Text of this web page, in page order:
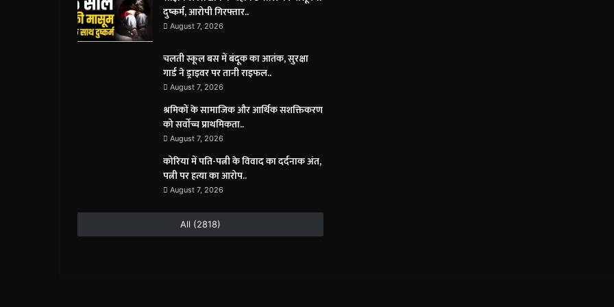
दुष्कर्म, आरोपी गिरफ्तार..
August 7, 2026
चलती स्कूल बस में बंदूक का आतंक, सुरक्षा
गार्ड ने ड्राइवर पर तानी राइफल..
August 7, 2026
श्रमिकों के सामाजिक और आर्थिक सशक्तिकरण
को सर्वाेच्च प्राथमिकता..
August 7, 2026
कोरिया में पति-पत्नी के विवाद का दर्दनाक अंत,
पत्नी पर हत्या का आरोप..
August 7, 2026
All (2818)